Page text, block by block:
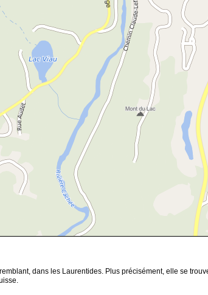
dans les Laurentides. Plus précisément, elle se